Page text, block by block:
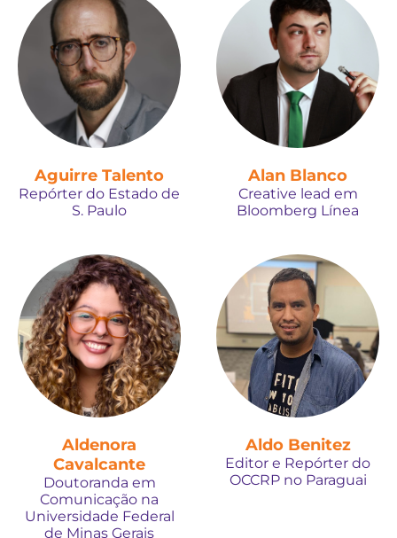
Aguirre Talento
Repórter do Estado de
S. Paulo
Alan Blanco
Creative lead em
Bloomberg Línea
Aldenora
Cavalcante
Doutoranda em
Comunicação na
Universidade Federal
de Minas Gerais
Aldo Benitez
Editor e Repórter do
OCCRP no Paraguai